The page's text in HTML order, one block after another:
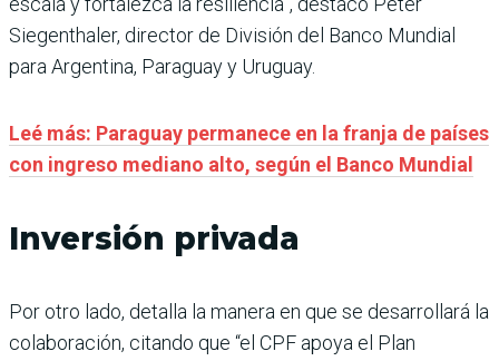
Siegenthaler, director de División del Banco Mundial
para Argentina, Paraguay y Uruguay.
Leé más: Paraguay permanece en la franja de países
con ingreso mediano alto, según el Banco Mundial
Inversión privada
Por otro lado, detalla la manera en que se desarrollará la
colaboración, citando que “el CPF apoya el Plan